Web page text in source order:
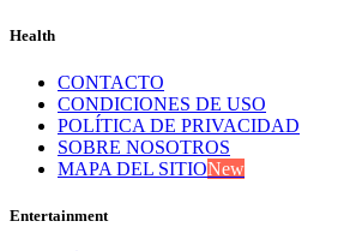
Health
CONTACTO
CONDICIONES DE USO
POLÍTICA DE PRIVACIDAD
SOBRE NOSOTROS
MAPA DEL SITIONew
Entertainment